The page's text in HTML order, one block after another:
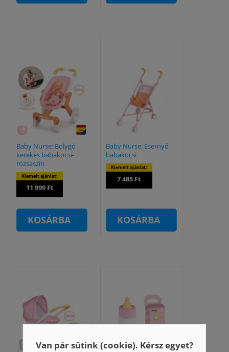
Baby Nurse: Bolygó
kerekes babakocsi-
rózsaszín
Kiemelt ajánlat:
11 999 Ft
KOSÁRBA
Baby Nurse: Esernyő
babakocsi
Kiemelt ajánlat:
7 485 Ft
KOSÁRBA
Van pár sütink (cookie). Kérsz egyet?